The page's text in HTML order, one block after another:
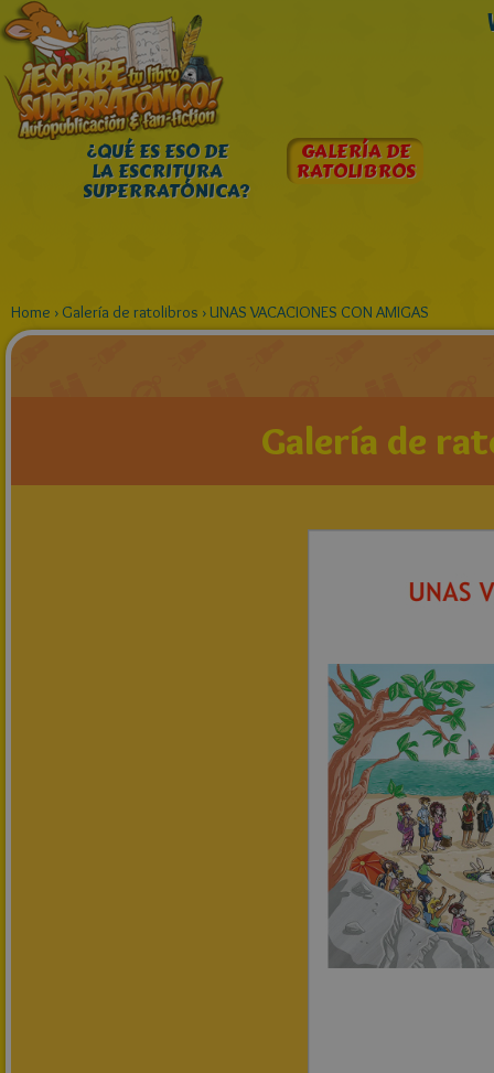
¿QUÉ ES ESO DE
LA ESCRITURA
SUPERRATÓNICA?
GALERÍA DE
RATOLIBROS
Home › Galería de ratolibros ›UNAS VACACIONES CON AMIGAS
Galería de